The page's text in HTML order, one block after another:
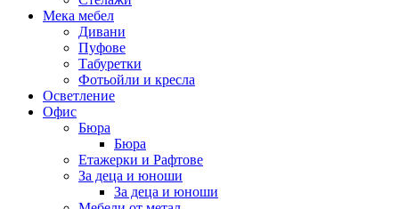
Мека мебел
Дивани
Пуфове
Табуретки
Фотьойли и кресла
Осветление
Офис
Бюра
Бюра
Етажерки и Рафтове
За деца и юноши
За деца и юноши